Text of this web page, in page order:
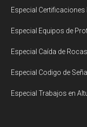
Especial Certificaciones
Especial Equipos de
Especial Caída de Rocas
Especial Codigo de
Especial Trabajos en